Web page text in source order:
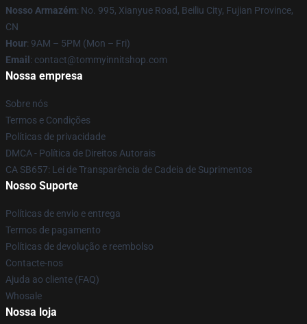
Nosso Armazém: No. 995, Xianyue Road, Beiliu City, Fujian Province,
CN
Hour: 9AM – 5PM (Mon – Fri)
Email : contact@tommyinnitshop.com
Nossa empresa
Sobre nós
Termos e Condições
Políticas de privacidade
DMCA - Política de Direitos Autorais
CA SB657: Lei de Transparência de Cadeia de Suprimentos
Nosso Suporte
Políticas de envio e entrega
Termos de pagamento
Políticas de devolução e reembolso
Contacte-nos
Ajuda ao cliente (FAQ)
Whosale
Nossa loja